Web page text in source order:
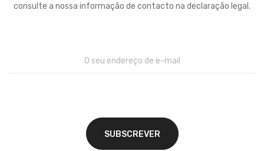
consulte a nossa informação de contacto na declaração legal.